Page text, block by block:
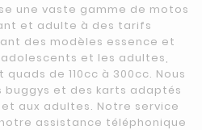
une vaste gamme de motos
et adulte à des tarifs
des modèles essence et
et les adultes,
de 110cc à 300cc. Nous
et des karts adaptés
aux adultes. Notre service
assistance téléphonique